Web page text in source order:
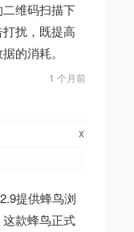
维码扫描下
扰，既提高
的消耗。
1 个月前
x
提供蜂鸟浏
款蜂鸟正式